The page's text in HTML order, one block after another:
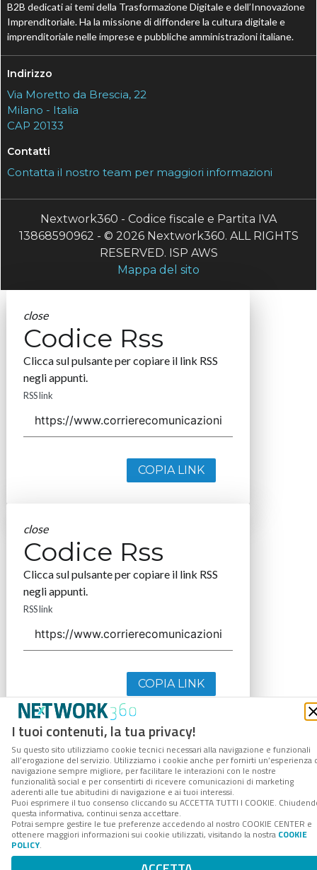
I tuoi contenuti, la tua privacy!
Su questo sito utilizziamo cookie tecnici necessari alla navigazione e funzionali
all’erogazione del servizio. Utilizziamo i cookie anche per fornirti un’esperienza
navigazione sempre migliore, per facilitare le interazioni con le nostre
funzionalità social e per consentirti di ricevere comunicazioni di marketing
aderenti alle tue abitudini di navigazione e ai tuoi interessi.
Puoi esprimere il tuo consenso cliccando su ACCETTA TUTTI I COOKIE.
questa informativa, continui senza accettare.
Potrai sempre gestire le tue preferenze accedendo al nostro COOKIE CENTER e
ottenere maggiori informazioni sui cookie utilizzati, visitando la nostra COOKIE
POLICY.
B2B dedicati ai temi della Trasformazione Digitale e dell’Innovazione
Imprenditoriale. Ha la missione di diffondere la cultura digitale e
imprenditoriale nelle imprese e pubbliche amministrazioni italiane.
Indirizzo
Via Moretto da Brescia, 22
Milano - Italia
CAP 20133
Contatti
Contatta il nostro team per maggiori informazioni
Nextwork360 - Codice fiscale e Partita IVA
13868590962 - © 2026 Nextwork360. ALL RIGHTS
RESERVED. ISP AWS
Mappa del sito
close
Codice Rss
Clicca sul pulsante per copiare il link RSS
negli appunti.
RSS link
COPIA LINK
close
Codice Rss
Clicca sul pulsante per copiare il link RSS
negli appunti.
RSS link
COPIA LINK